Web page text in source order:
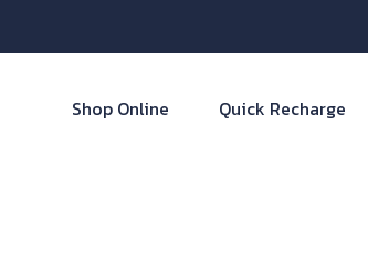
Shop Online Quick Recharge